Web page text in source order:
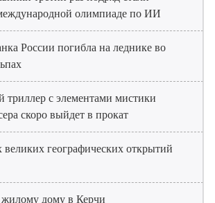
олимпиаде по ИИ
России погибла на леднике во
триллер с элементами мистики
скоро выйдет в прокат
географических открытий
дому в Керчи